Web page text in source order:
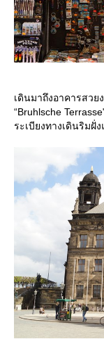
เดินมาถึงอาคารสวย
“Bruhlsche
ระเบียงทางเดินริมฝั่